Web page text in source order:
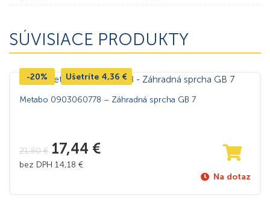
SÚVISIACE PRODUKTY
-20% Ušetríte 4,36 €
Metabo 0903060778 – Záhradná sprcha GB 7
21,80€ 17,44 €
bez DPH 14,18 €
Na dotaz